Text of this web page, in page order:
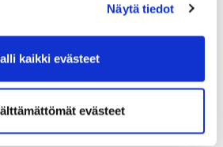
Näytä tiedot
kaikki evästeet
evästeet